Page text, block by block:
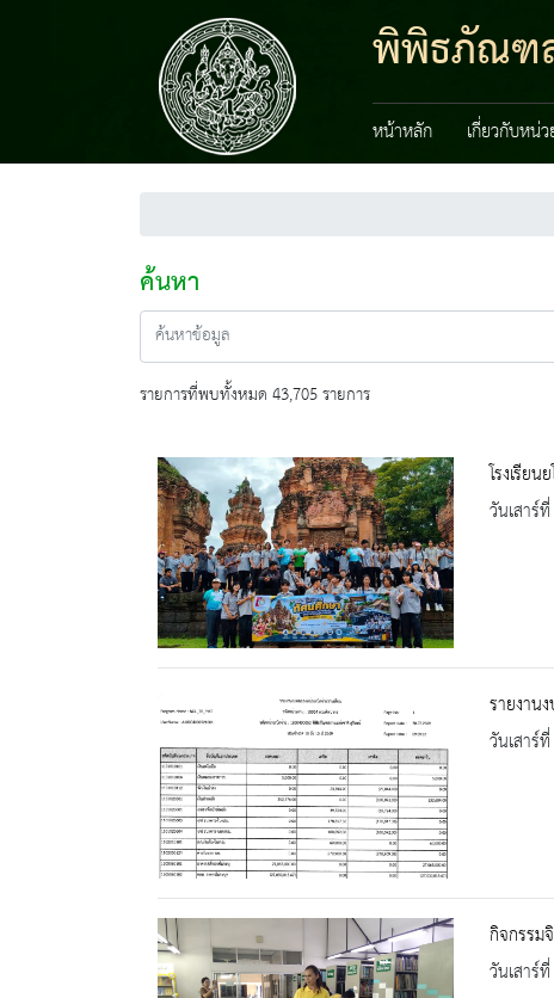
พิพิธภัณฑ
หน้าหลัก เกี่ยวกับหน่
ค้นหา
รายการที่พบทั้งหมด 43,705 รายการ
โรงเรีย
วันเสาร์
รายงาน
วันเสาร์
กิจกรรม
วันเสาร์